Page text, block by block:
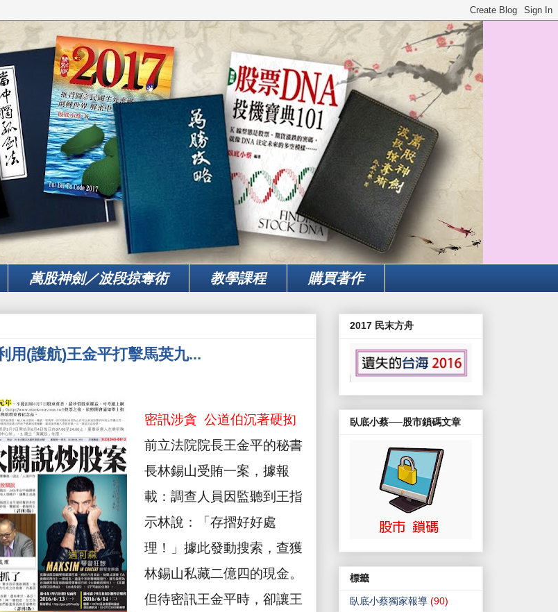
萬股神劍／波段掠奪術 教學課程 購買著作
用(護航)王金平打擊馬英九...
密訊涉貪 公道伯沉著硬抝
前立法院院長王金平的秘書
長林錫山受賄一案，據報
載：調查人員因監聽到王指
示林說：「存摺好好處
理！」據此發動搜索，查獲
林錫山私藏二億四的現金。
但待密訊王金平時，卻讓王
2017 民末方舟
臥底小蔡──股市鎖碼文章
標籤
臥底小蔡獨家報導 (90)